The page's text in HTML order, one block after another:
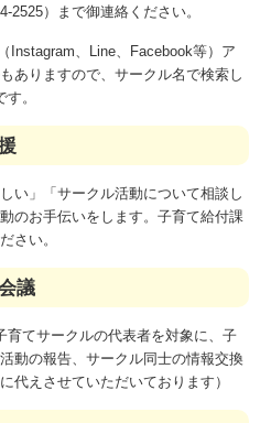
2525）まで御連絡ください。
Instagram、Line、Facebook等）ア
ありますので、サークル名で検索し
。
い」「サークル活動について相談し
のお手伝いをします。子育て給付課
さい。
議
育てサークルの代表者を対象に、子
動の報告、サークル同士の情報交換
代えさせていただいております）